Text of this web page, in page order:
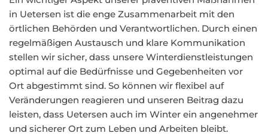
in Uetersen ist die enge Zusammenarbeit mit den
örtlichen Behörden und Verantwortlichen. Durch einen
regelmäßigen Austausch und klare Kommunikation
stellen wir sicher, dass unsere Winterdienstleistungen
optimal auf die Bedürfnisse und Gegebenheiten vor
Ort abgestimmt sind. So können wir flexibel auf
Veränderungen reagieren und unseren Beitrag dazu
leisten, dass Uetersen auch im Winter ein angenehmer
und sicherer Ort zum Leben und Arbeiten bleibt.